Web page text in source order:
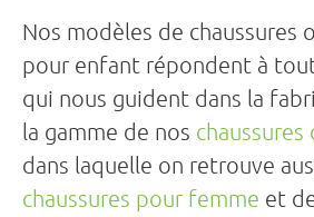
Nos modèles de chaussures
pour enfant répondent à
qui nous guident dans la
la gamme de nos
dans laquelle on retrouve
chaussures pour femme et